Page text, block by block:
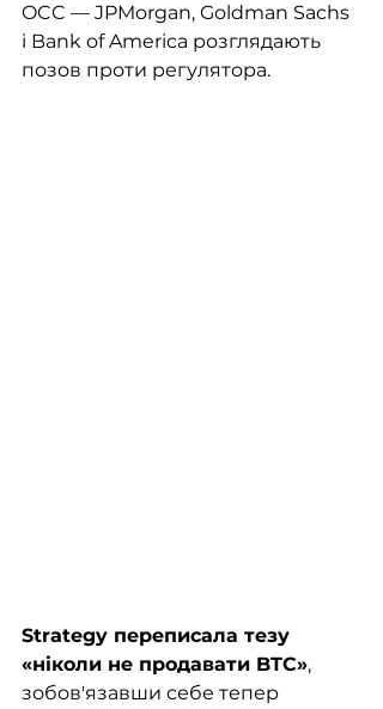
OCC — JPMorgan, Goldman Sachs
і Bank of America розглядають
позов проти регулятора.
Strategy переписала тезу
«ніколи не продавати BTC»,
зобов'язавши себе тепер